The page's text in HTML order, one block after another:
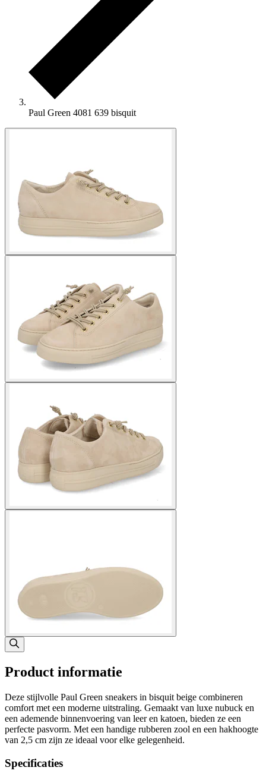
Paul Green 4081 639 bisquit
Product informatie
Deze stijlvolle Paul Green sneakers in bisquit beige combineren
comfort met een moderne uitstraling. Gemaakt van luxe nubuck en
een ademende binnenvoering van leer en katoen, bieden ze een
perfecte pasvorm. Met een handige rubberen zool en een hakhoogte
van 2,5 cm zijn ze ideaal voor elke gelegenheid.
Specificaties